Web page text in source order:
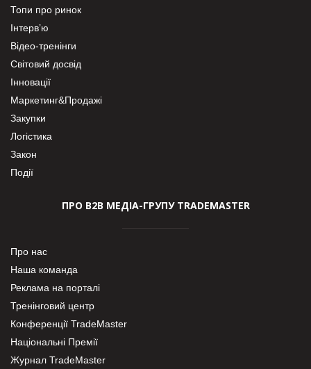
Топи про ринок
Інтерв’ю
Відео-тренінги
Світовий досвід
Інновації
Маркетинг&Продажі
Закупки
Логістика
Закон
Події
ПРО В2В МЕДІА-ГРУПУ TRADEMASTER
Про нас
Наша команда
Реклама на порталі
Тренінговий центр
Конференції TradeMaster
Національні Премії
Журнал TradeMaster